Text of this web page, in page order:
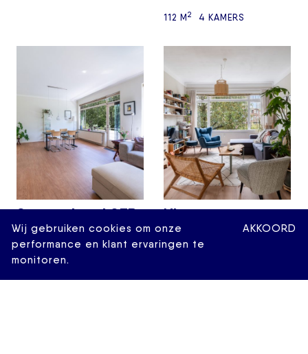
112 M2 4 KAMERS
Statensingel 93B
€ 575.000,- k.k.
107 M2 4 KAMERS
Nieuwe
Binnenweg 108-
€ 375.000,- k.k.
Wij gebruiken cookies om onze
performance en klant ervaringen te
monitoren.
AKKOORD